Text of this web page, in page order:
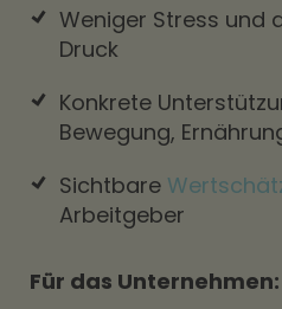
Weniger Stress und
Druck
Konkrete
Bewegung,
Sichtbare
Arbeitgeber
Für das Unternehmen: